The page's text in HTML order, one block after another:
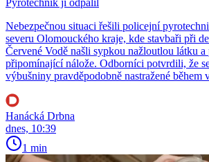
Pyrotechnik ji odpálil
Nebezpečnou situaci řešili policejní
severu Olomouckého kraje, kde stavbaři při
Červené Vodě našli sypkou nažloutlou látku a
připomínající nálože. Odborníci potvrdili, že
výbušniny pravděpodobně nastražené během
Hanácká Drbna
dnes, 10:39
1 min